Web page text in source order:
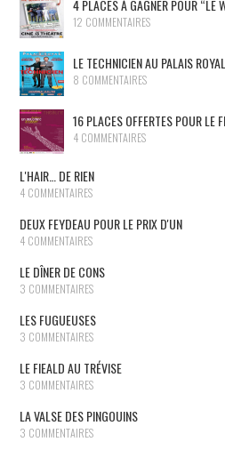
4 PLACES À GAGNER POUR “LE
12 COMMENTAIRES
LE TECHNICIEN AU PALAIS
8 COMMENTAIRES
16 PLACES OFFERTES POUR LE
4 COMMENTAIRES
L'HAIR… DE RIEN
4 COMMENTAIRES
DEUX FEYDEAU POUR LE PRIX D'UN
4 COMMENTAIRES
LE DÎNER DE CONS
3 COMMENTAIRES
LES FUGUEUSES
3 COMMENTAIRES
LE FIEALD AU TRÉVISE
3 COMMENTAIRES
LA VALSE DES PINGOUINS
3 COMMENTAIRES